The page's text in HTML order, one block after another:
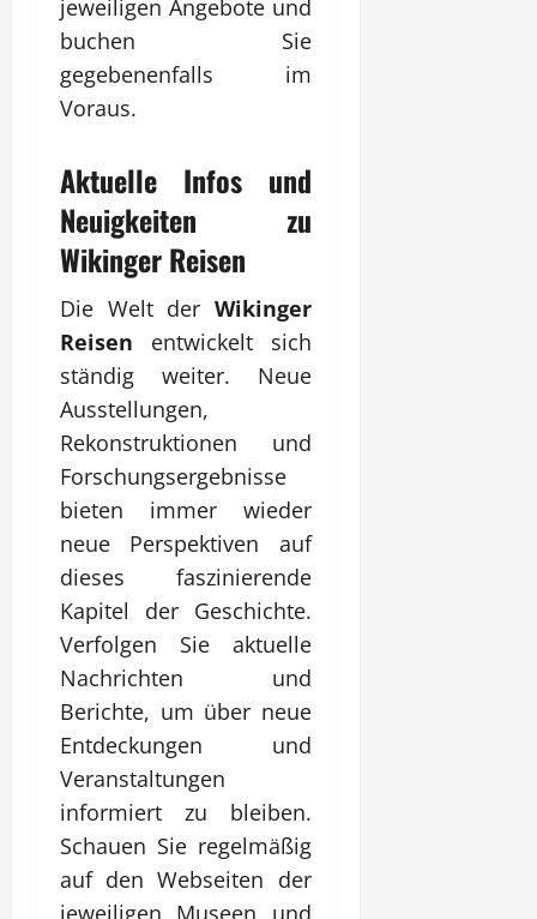
jeweiligen Angebote und
buchen Sie
gegebenenfalls im
Voraus.
Aktuelle Infos und
Neuigkeiten zu
Wikinger Reisen
Die Welt der Wikinger
Reisen entwickelt sich
ständig weiter. Neue
Ausstellungen,
Rekonstruktionen und
Forschungsergebnisse
bieten immer wieder
neue Perspektiven auf
dieses faszinierende
Kapitel der Geschichte.
Verfolgen Sie aktuelle
Nachrichten und
Berichte, um über neue
Entdeckungen und
Veranstaltungen
informiert zu bleiben.
Schauen Sie regelmäßig
auf den Webseiten der
jeweiligen Museen und